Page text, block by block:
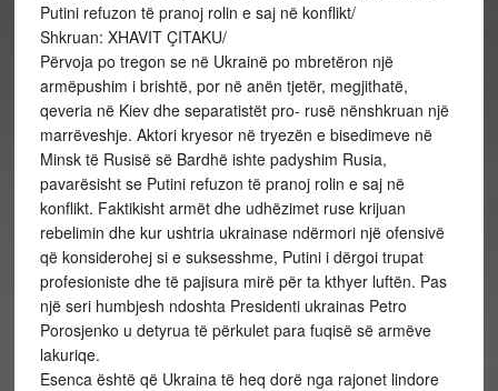
Putini refuzon të pranoj rolin e saj në konflikt/
Shkruan: XHAVIT ÇITAKU/
Përvoja po tregon se në Ukrainë po mbretëron një
armëpushim i brishtë, por në anën tjetër, megjithatë,
qeveria në Kiev dhe separatistët pro- rusë nënshkruan një
marrëveshje. Aktori kryesor në tryezën e bisedimeve në
Minsk të Rusisë së Bardhë ishte padyshim Rusia,
pavarësisht se Putini refuzon të pranoj rolin e saj në
konflikt. Faktikisht armët dhe udhëzimet ruse krijuan
rebelimin dhe kur ushtria ukrainase ndërmori një ofensivë
që konsiderohej si e suksesshme, Putini i dërgoi trupat
profesioniste dhe të pajisura mirë për ta kthyer luftën. Pas
një seri humbjesh ndoshta Presidenti ukrainas Petro
Porosjenko u detyrua të përkulet para fuqisë së armëve
lakuriqe.
Esenca është që Ukraina të heq dorë nga rajonet lindore